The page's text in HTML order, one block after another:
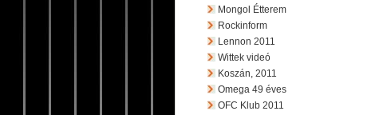
Mongol Étterem
Rockinform
Lennon 2011
Wittek videó
Koszán, 2011
Omega 49 éves
OFC Klub 2011